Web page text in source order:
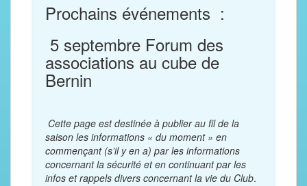
Prochains événements :
5 septembre Forum des
associations au cube de
Bernin
Cette page est destinée à publier au fil de la
saison les informations « du moment » en
commençant (s’il y en a) par les informations
concernant la sécurité et en continuant par les
infos et rappels divers concernant la vie du Club.